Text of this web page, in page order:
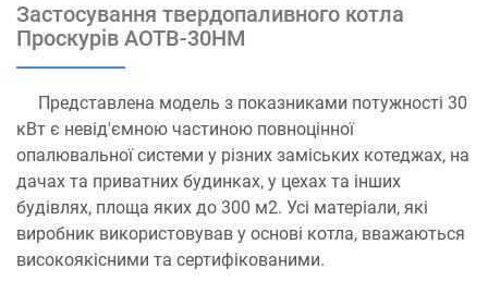
Застосування твердопаливного котла
Проскурів АОТВ-30НМ
Представлена ​​модель з показниками потужності 30
кВт є невід'ємною частиною повноцінної
опалювальної системи у різних заміських котеджах, на
дачах та приватних будинках, у цехах та інших
будівлях, площа яких до 300 м2. Усі матеріали, які
виробник використовував у основі котла, вважаються
високоякісними та сертифікованими.